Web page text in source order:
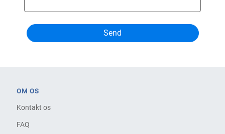
OM OS
Kontakt os
FAQ